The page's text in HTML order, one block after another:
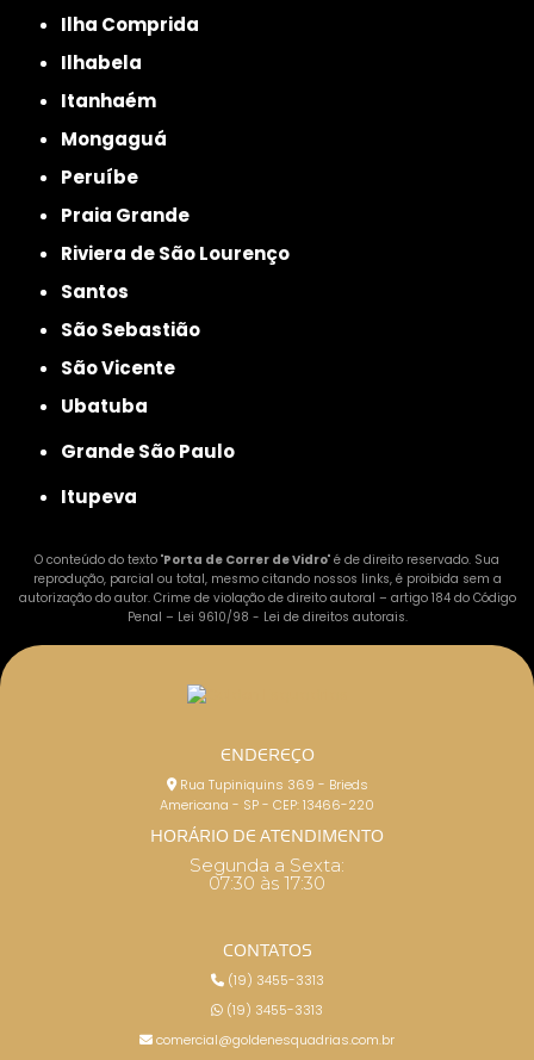
Ilha Comprida
Ilhabela
Itanhaém
Mongaguá
Peruíbe
Praia Grande
Riviera de São Lourenço
Santos
São Sebastião
São Vicente
Ubatuba
Grande São Paulo
Itupeva
O conteúdo do texto "Porta de Correr de Vidro" é de direito reservado. Sua
reprodução, parcial ou total, mesmo citando nossos links, é proibida sem a
autorização do autor. Crime de violação de direito autoral – artigo 184 do Código
Penal – Lei 9610/98 - Lei de direitos autorais.
ENDEREÇO
Rua Tupiniquins 369 - Brieds
Americana - SP - CEP: 13466-220
HORÁRIO DE ATENDIMENTO
Segunda a Sexta:
07:30 às 17:30
CONTATOS
(19) 3455-3313
(19) 3455-3313
comercial@goldenesquadrias.com.br